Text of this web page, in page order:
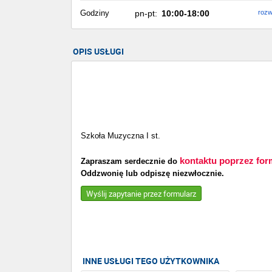
Godziny pn-pt: 10:00-18:00
OPIS USŁUGI
Szkoła Muzyczna I st.
Zapraszam serdecznie do kontaktu poprzez
Oddzwonię lub odpiszę niezwłocznie.
Wyślij zapytanie przez formularz
INNE USŁUGI TEGO UŻYTKOWNIKA